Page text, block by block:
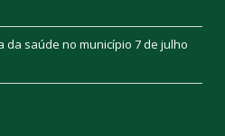
da saúde no município 7 de julho